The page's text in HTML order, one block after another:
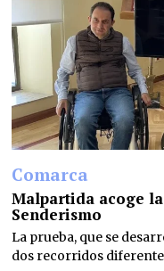
Comarca
Malpartida acoge
Senderismo
La prueba, que se
dos recorridos